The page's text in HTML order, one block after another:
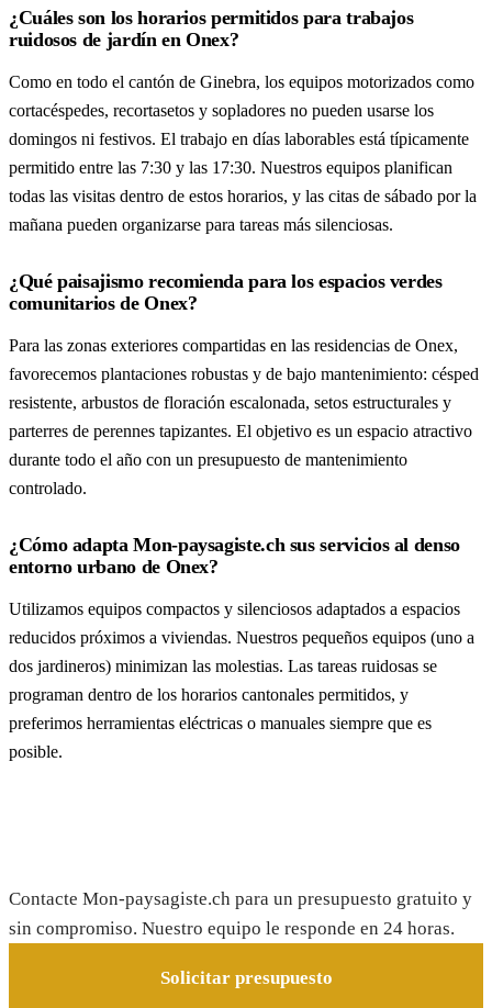
¿Cuáles son los horarios permitidos para trabajos
ruidosos de jardín en Onex?
Como en todo el cantón de Ginebra, los equipos motorizados como
cortacéspedes, recortasetos y sopladores no pueden usarse los
domingos ni festivos. El trabajo en días laborables está típicamente
permitido entre las 7:30 y las 17:30. Nuestros equipos planifican
todas las visitas dentro de estos horarios, y las citas de sábado por la
mañana pueden organizarse para tareas más silenciosas.
¿Qué paisajismo recomienda para los espacios verdes
comunitarios de Onex?
Para las zonas exteriores compartidas en las residencias de Onex,
favorecemos plantaciones robustas y de bajo mantenimiento: césped
resistente, arbustos de floración escalonada, setos estructurales y
parterres de perennes tapizantes. El objetivo es un espacio atractivo
durante todo el año con un presupuesto de mantenimiento
controlado.
¿Cómo adapta Mon-paysagiste.ch sus servicios al denso
entorno urbano de Onex?
Utilizamos equipos compactos y silenciosos adaptados a espacios
reducidos próximos a viviendas. Nuestros pequeños equipos (uno a
dos jardineros) minimizan las molestias. Las tareas ruidosas se
programan dentro de los horarios cantonales permitidos, y
preferimos herramientas eléctricas o manuales siempre que es
posible.
Contacte Mon-paysagiste.ch para un presupuesto gratuito y
sin compromiso. Nuestro equipo le responde en 24 horas.
Solicitar presupuesto